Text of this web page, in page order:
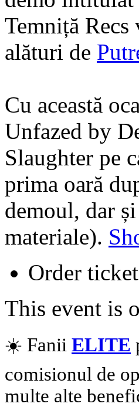
Temniță
alături de
Cu această
Unfazed by
Slaughter pe
prima oară
demoul, dar
materiale).
Order
This event is
☀️ Fanii ELITE
comisionul de
multe alte